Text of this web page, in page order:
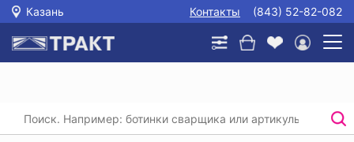
Казань Контакты (843) 52-82-082
Главная